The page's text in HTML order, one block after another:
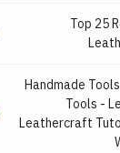
Top 25
Handmade
Tools -
Leathercraft